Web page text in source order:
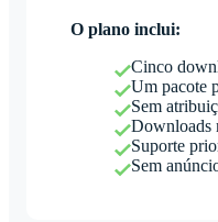
O plano inclui:
Cinco
Um pacote
Sem
Downloads
Suporte
Sem